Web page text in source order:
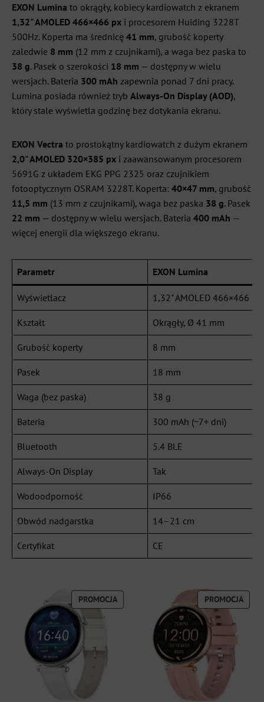
EXON Lumina to okrągły, kobiecy kardiowatch z ekranem
1,32" AMOLED 466×466 px i procesorem Huiding 3228T
500Hz. Koperta ma średnicę 41 mm, grubość koperty
zaledwie 8 mm (12 mm z czujnikami), a waga bez paska to
38 g. Pasek o szerokości 18 mm — dostępny w wielu
wersjach. Bateria 300 mAh zapewnia ponad 7 dni pracy.
Lumina posiada również tryb Always-On Display (AOD),
który stale wyświetla godzinę bez dotykania ekranu.
EXON Vectra to prostokątny kardiowatch z dużym ekranem
2,0" AMOLED 320×385 px i zaawansowanym procesorem
5691G z układem EKG PPG 2325 oraz czujnikiem
fotooptycznym OSRAM 3228T. Koperta: 40×47 mm, grubość
11,5 mm (13 mm z czujnikami), waga bez paska 38 g. Pasek
22 mm — dostępny w wielu wersjach. Bateria 400 mAh —
więcej energii dla większego ekranu.
Parametr EXON Lumina
Wyświetlacz 1,32" AMOLED 466×466 px
Kształt Okrągły, Ø 41 mm
Grubość koperty 8 mm
Pasek 18 mm
Waga (bez paska) 38 g
Bateria 300 mAh (~7+ dni)
Bluetooth 5.4 BLE
Always-On Display Tak
Wodoodporność IP66
Obwód nadgarstka 14–21 cm
Certyfikat CE
PROMOCJAPRODUKT
W
PROMOCJA
W